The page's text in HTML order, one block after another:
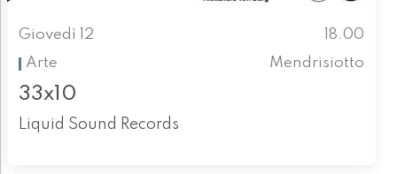
Giovedì 12
18.00
Arte
Mendrisiotto
33x10
Liquid Sound Records